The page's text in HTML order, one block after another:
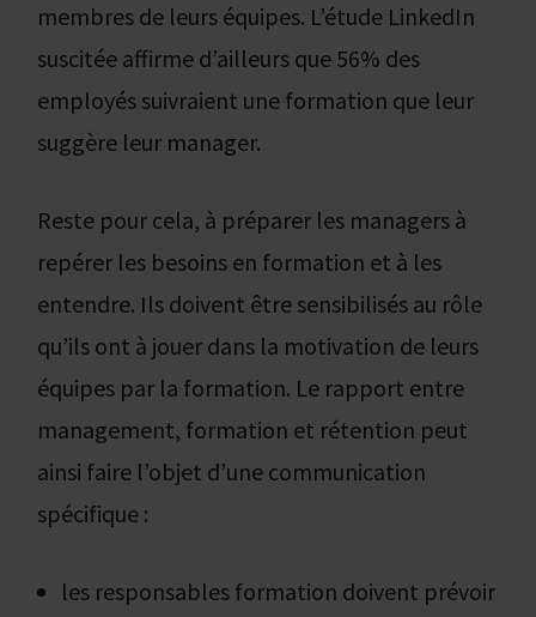
membres de leurs équipes. L’étude LinkedIn
suscitée affirme d’ailleurs que 56% des
employés suivraient une formation que leur
suggère leur manager.
Reste pour cela, à préparer les managers à
repérer les besoins en formation et à les
entendre. Ils doivent être sensibilisés au rôle
qu’ils ont à jouer dans la motivation de leurs
équipes par la formation. Le rapport entre
management, formation et rétention peut
ainsi faire l’objet d’une communication
spécifique :
les responsables formation doivent prévoir